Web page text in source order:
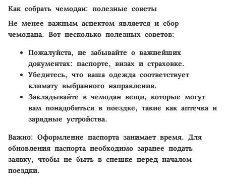
Как собрать чемодан: полезные советы
Не менее важным аспектом является и сбор
чемодана. Вот несколько полезных советов:
Пожалуйста, не забывайте о важнейших
документах: паспорте, визах и страховке.
Убедитесь, что ваша одежда соответствует
климату выбранного направления.
Закладывайте в чемодан вещи, которые могут
вам понадобиться в поездке, такие как аптечка и
зарядные устройства.
Важно: Оформление паспорта занимает время. Для
обновления паспорта необходимо заранее подать
заявку, чтобы не быть в спешке перед началом
поездки.